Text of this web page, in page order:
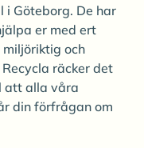
Göteborg. De har
er med ert
och
räcker det
att alla våra
din förfrågan om